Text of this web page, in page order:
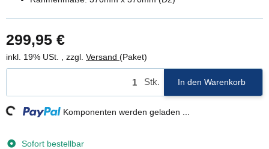
299,95 €
inkl. 19% USt. , zzgl. Versand (Paket)
Stk. In den Warenkorb
Komponenten werden geladen ...
Sofort bestellbar